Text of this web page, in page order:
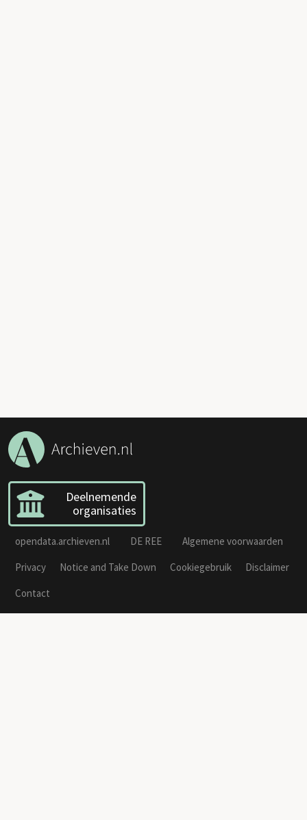
Deelnemende
organisaties
opendata.archieven.nl DE REE
Algemene voorwaarden
Privacy
Notice and Take Down Cookiegebruik
Disclaimer
Contact